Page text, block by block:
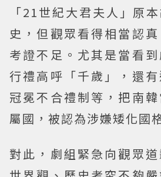
「21世紀大君夫人」原
史，但觀眾看得相當認
考證不足。尤其是當看
行禮高呼「千歲」，還
冠冕不合禮制等，把南
屬國，被認為涉嫌矮化國
對此，劇組緊急向觀眾